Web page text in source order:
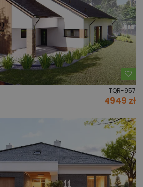
TQR-957
4949 zł